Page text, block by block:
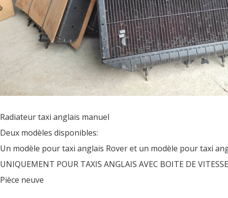
Radiateur taxi anglais manuel
Deux modèles disponibles:
Un modèle pour taxi anglais Rover et un modèle pour taxi
UNIQUEMENT POUR TAXIS ANGLAIS AVEC BOITE DE
Pièce neuve